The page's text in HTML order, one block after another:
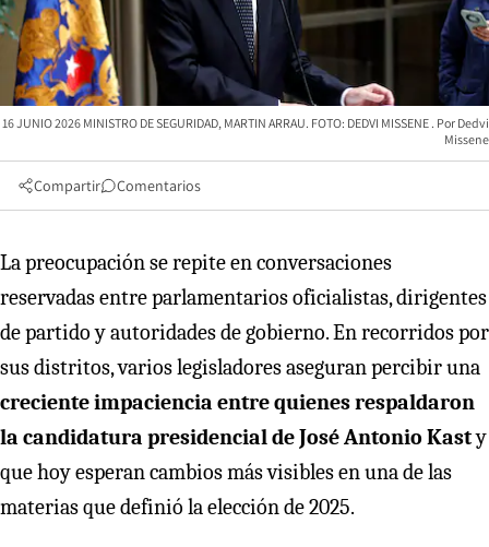
16 JUNIO 2026 MINISTRO DE SEGURIDAD, MARTIN ARRAU. FOTO: DEDVI MISSENE
Dedvi
Missene
Compartir Comentarios
La preocupación se repite en conversaciones
reservadas entre parlamentarios oficialistas, dirigentes
de partido y autoridades de gobierno. En recorridos por
sus distritos, varios legisladores aseguran percibir una
creciente impaciencia entre quienes respaldaron
la candidatura presidencial de José Antonio Kasty
que hoy esperan cambios más visibles en una de las
materias que definió la elección de 2025.